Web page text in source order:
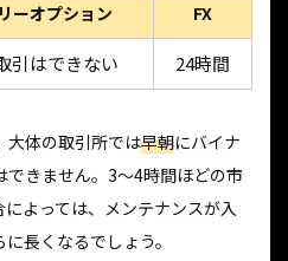
ーオプション FX
引はできない 24時間
大体の取引所では早朝にバイナ
できません。3〜4時間ほどの市
よっては、メンテナンスが入
長くなるでしょう。